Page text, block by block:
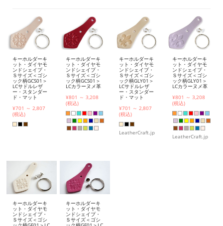
キーホルダーキ
ット・ダイヤモ
ンドシェイプ・
Ｓサイズ＜ゴシ
ック柄GCS01＞
LCサドルレザ
ー・スタンダー
ド・マット
¥701 ～ 2,807
(税込)
キーホルダーキ
ット・ダイヤモ
ンドシェイプ・
Ｓサイズ＜ゴシ
ック柄GCS01＞
LCカラーヌメ革
¥801 ～ 3,208
(税込)
キーホルダーキ
ット・ダイヤモ
ンドシェイプ・
Ｓサイズ＜ゴシ
ック柄GLY01＞
LCサドルレザ
ー・スタンダー
ド・マット
¥701 ～ 2,807
(税込)
LeatherCraft.jp
キーホルダーキ
ット・ダイヤモ
ンドシェイプ・
Ｓサイズ＜ゴシ
ック柄GLY01＞
LCカラーヌメ革
¥801 ～ 3,208
(税込)
LeatherCraft.jp
キーホルダーキ
ット・ダイヤモ
ンドシェイプ・
Ｓサイズ＜ゴシ
キーホルダーキ
ット・ダイヤモ
ンドシェイプ・
Ｓサイズ＜ゴシ